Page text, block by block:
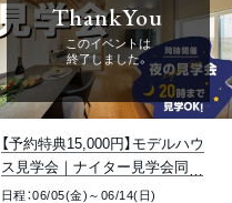
ThankYou
このイベントは
終了しました。
【予約特典15,000円】モデルハウ
ス見学会｜ナイター見学会同時
開催｜大仙市戸蒔
日程：06/05(金)～06/14(日)